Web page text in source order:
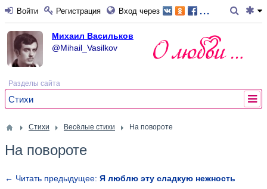
Войти Регистрация Вход через ...
Михаил Васильков
@Mihail_Vasilkov
Разделы сайта
Стихи
Стихи Весёлые стихи На повороте
На повороте
← Читать предыдущее: Я люблю эту сладкую нежность